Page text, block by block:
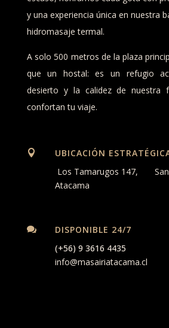
y una experiencia única en nuestra
hidromasaje termal.
A solo 500 metros de la plaza
que un hostal: es un refugio
desierto y la calidez de nuestra
confortan tu viaje.

UBICACIÓN
Los Tamarugos 147,
Atacama

DISPONIBLE 24/7
(+56) 9 3616 4435
info@masairiatacama.cl